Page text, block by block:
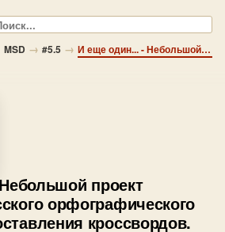
MSD → #5.5 → И еще один... - Небольшой проект реализация русского орфографического словаря для составления кроссвордов.
проект
орфографического
кроссвордов.